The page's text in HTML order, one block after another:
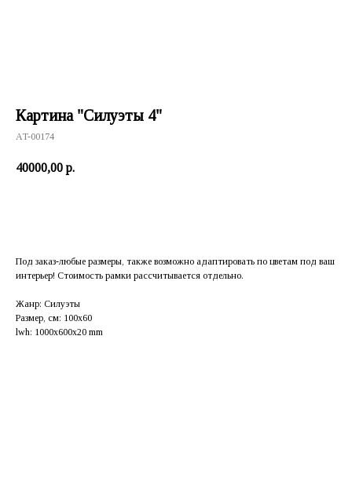
Картина "Силуэты 4"
AT-00174
40000,00 р.
Под заказ-любые размеры, также возможно адаптировать по цветам под ваш
интерьер! Стоимость рамки рассчитывается отдельно.
Жанр: Силуэты
Размер, см: 100x60
lwh: 1000x600x20 mm